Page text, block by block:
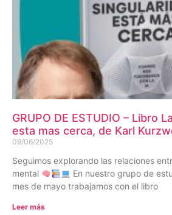
GRUPO DE ESTUDIO – Libro
esta mas cerca, de Karl
09/06/2025
Seguimos explorando las relaciones
mental
En nuestro grupo de
mes de mayo trabajamos con el libro
Leer más